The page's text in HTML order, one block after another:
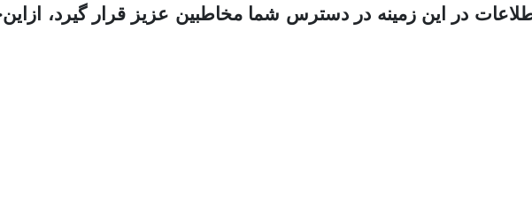
اطلاعات در این زمینه در دسترس شما مخاطبین عزیز قرار گیرد،